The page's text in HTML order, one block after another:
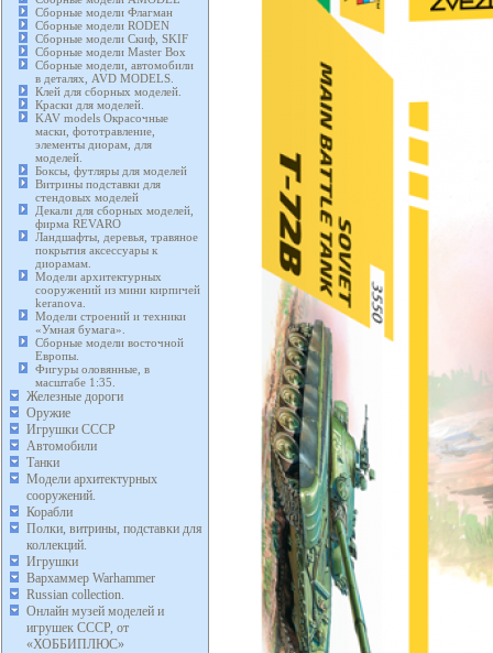
Сборные модели Флагман
Сборные модели RODEN
Сборные модели Скиф, SKIF
Сборные модели Master Box
Сборные модели, автомобили
в деталях, AVD MODELS.
Клей для сборных моделей.
Краски для моделей.
KAV models Окрасочные
маски, фототравление,
элементы диорам, для
моделей.
Боксы, футляры для моделей
Витрины подставки для
стендовых моделей
Декали для сборных моделей,
фирма REVARO
Ландшафты, деревья, травяное
покрытия аксессуары к
диорамам.
Модели архитектурных
сооружений из мини кирпичей
keranova.
Модели строений и техники
«Умная бумага».
Сборные модели восточной
Европы.
Фигуры оловянные, в
масштабе 1:35.
Железные дороги
Оружие
Игрушки СССР
Автомобили
Танки
Модели архитектурных
сооружений.
Корабли
Полки, витрины, подставки для
коллекций.
Игрушки
Вархаммер Warhammer
Russian collection.
Онлайн музей моделей и
игрушек СССР, от
«ХОББИПЛЮС»